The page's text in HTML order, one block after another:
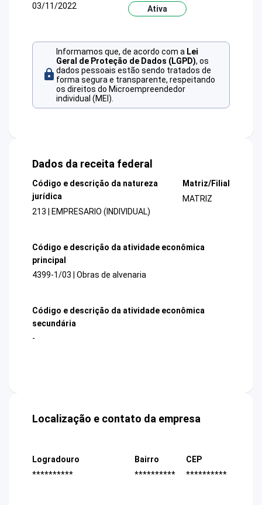
03/11/2022
Ativa
Informamos que, de acordo com a Lei
Geral de Proteção de Dados (LGPD), os
dados pessoais estão sendo tratados de
forma segura e transparente, respeitando
os direitos do Microempreendedor
individual (MEI).
Dados da receita federal
Código e descrição da natureza
jurídica
213 | EMPRESARIO (INDIVIDUAL)
Matriz/Filial
MATRIZ
Código e descrição da atividade econômica
principal
4399-1/03 | Obras de alvenaria
Código e descrição da atividade econômica
secundária
-
Localização e contato da empresa
Logradouro
**********
Bairro
**********
CEP
**********